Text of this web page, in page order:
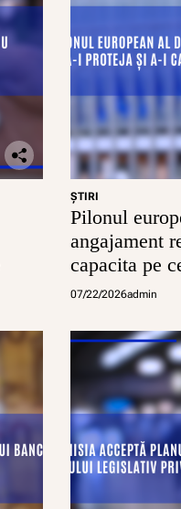
ŞTIRI
Pilonul
angajament
capacita pe
07/22/2026admin